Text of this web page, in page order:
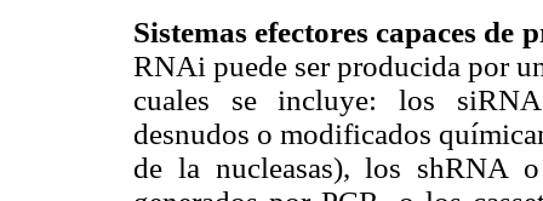
Sistemas efectores capaces
RNAi puede ser producida por
cuales se incluye: los
desnudos o modificados
de la nucleasas), los shRNA